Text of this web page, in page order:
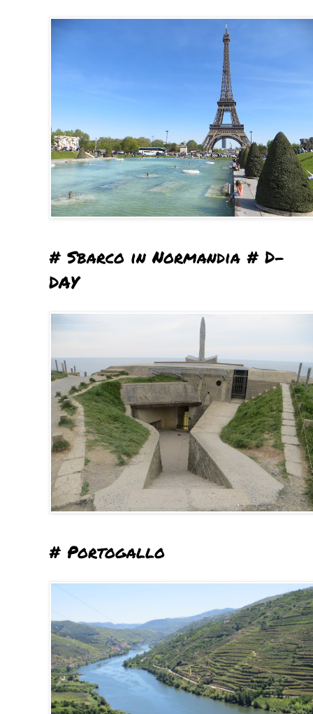
# Sbarco in Normandia # D-
DAY
# Portogallo